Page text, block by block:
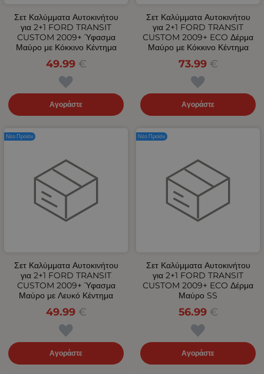
Σετ Καλύμματα Αυτοκινήτου
για 2+1 FORD TRANSIT
CUSTOM 2009+ Ύφασμα
Μαύρο με Κόκκινο Κέντημα
49.99 €
Αγοράστε
Σετ Καλύμματα Αυτοκινήτου
για 2+1 FORD TRANSIT
CUSTOM 2009+ ECO Δέρμα
Μαύρο με Κόκκινο Κέντημα
73.99 €
Αγοράστε
Σετ Καλύμματα Αυτοκινήτου
για 2+1 FORD TRANSIT
CUSTOM 2009+ Ύφασμα
Μαύρο με Λευκό Κέντημα
49.99 €
Αγοράστε
Νέο Προϊόν
Σετ Καλύμματα Αυτοκινήτου
για 2+1 FORD TRANSIT
CUSTOM 2009+ ECO Δέρμα
Μαύρο SS
56.99 €
Αγοράστε
Νέο Προϊόν